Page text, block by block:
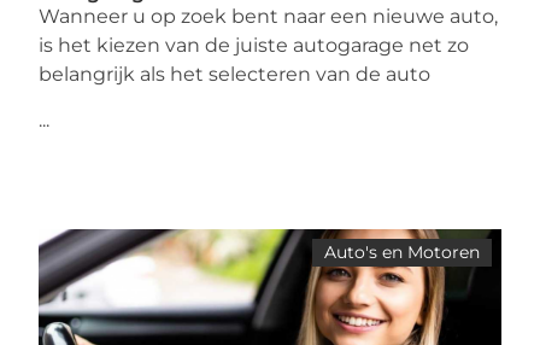
Wanneer u op zoek bent naar een nieuwe auto,
is het kiezen van de juiste autogarage net zo
belangrijk als het selecteren van de auto
...
Auto's en Motoren